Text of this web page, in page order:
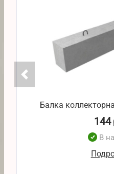
Балка
144
В